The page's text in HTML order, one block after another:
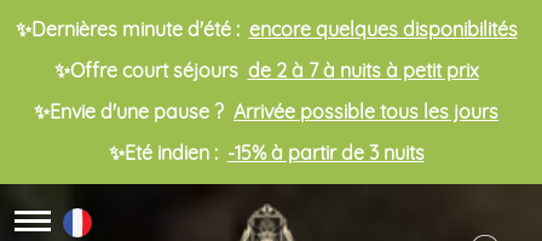
✨Dernières minute d'été : encore quelques disponibilités
✨Offre court séjours de 2 à 7 à nuits à petit prix
✨Envie d'une pause ? Arrivée possible tous les jours
✨Eté indien : -15% à partir de 3 nuits